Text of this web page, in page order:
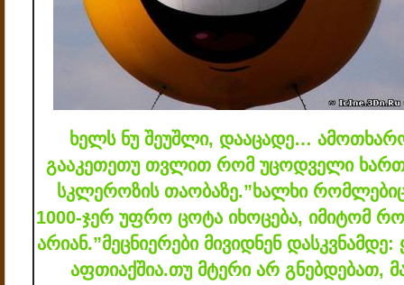
ხელს ნუ შეუშლი, დააცადე…
გააკეთეთუ თვლით რომ უცოდველი ხართ,
სკლეროზის თაობაზე.”ხალხი
1000-ჯერ უფრო ცოტა იხოცება, იმიტომ
არიან.”მეცნიერები მივიდნენ დასკვნამდე:
აფთიაქშია.თუ მტერი არ გნებდებათ,